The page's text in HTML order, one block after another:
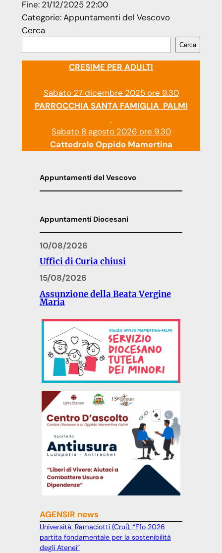
Fine: 21/12/2025 22:00
Categorie:Appuntamenti del Vescovo
Cerca
Cerca
CRESIME PER ADULTI
Sabato 27 dicembre 2025 ore 9.30
PARROCCHIA SANTA FAMIGLIA PALMI
Sabato 8 agosto 2026 ore 9.30
Cattedrale Oppido Mamertina
Appuntamenti del Vescovo
Appuntamenti Diocesani
10/08/2026
Uffici di Curia chiusi
15/08/2026
Assunzione della Beata Vergine
Maria
AGENSIR news
Università: Ramaciotti (Crui), “Ffo 2026
partita fondamentale per la sostenibilità
degli Atenei”